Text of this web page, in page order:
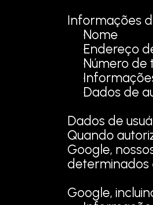
Informações
Nome
Endereço
Número de
Dados de
Dados de
Quando
Google,
Google,